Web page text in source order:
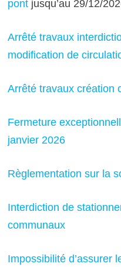
pont jusqu’au 29/12/
Arrêté travaux
modification de
Arrêté travaux création
Fermeture
janvier 2026
Règlementation sur la
Interdiction de
communaux
Impossibilité d’assurer